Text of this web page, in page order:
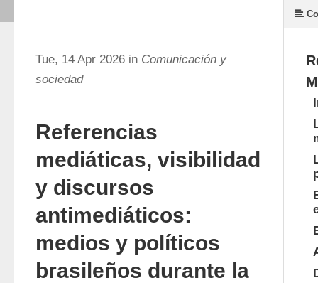
Tue, 14 Apr 2026 in Comunicación y
sociedad
Referencias
mediáticas, visibilidad
y discursos
antimediáticos:
medios y políticos
brasileños durante la